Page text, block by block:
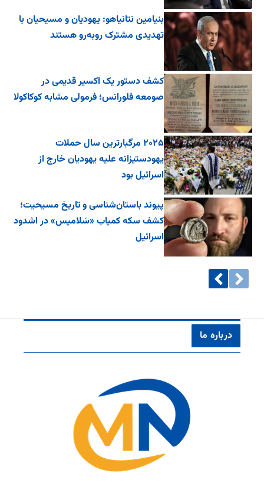
بنیامین نتانیاهو: یهودیان و مسیحیان با
تهدیدی مشترک روبه‌رو هستند
کشف دستور یک اکسیر قدیمی در
صومعه فلورانس؛ فرمولی مشابه کوکاکولا
۲۰۲۵ مرگبارترین سال حملات
یهودستیزانه علیه یهودیان خارج از
اسرائیل بود
پیوند باستان‌شناسی و تاریخ مسیحیت؛
کشف سکه کمیاب «سَلامیس» در اشدود
اسرائیل
درباره ما